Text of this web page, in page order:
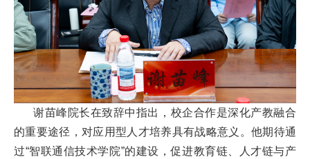
聘
党
扬
谢苗峰院长在致辞中指出，校企合作是深化产教融合
的重要途径，对应用型人才培养具有战略意义。他期待通
过“智联通信技术学院”的建设，促进教育链、人才链与产